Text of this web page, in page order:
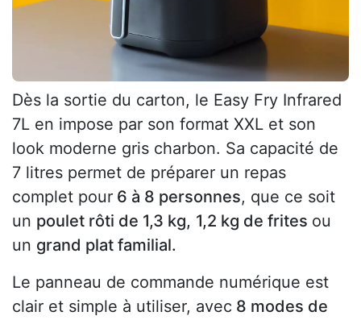
Dès la sortie du carton, le Easy Fry Infrared
7L en impose par son format XXL et son
look moderne gris charbon. Sa capacité de
7 litres permet de préparer un repas
complet pour 6 à 8 personnes, que ce soit
un poulet rôti de 1,3 kg, 1,2 kg de frites ou
un grand plat familial.
Le panneau de commande numérique est
clair et simple à utiliser, avec 8 modes de